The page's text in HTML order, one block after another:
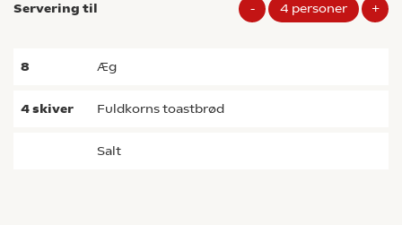
Servering til - 4 personer +
8 æg
4skiver fuldkorns toastbrød
salt